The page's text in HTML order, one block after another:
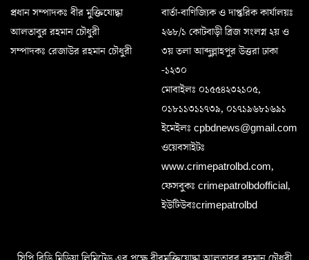
প্রধান সম্পাদকঃ বীর মুক্তিযোদ্ধা
আলতাবুর রহমান চৌধুরী
সম্পাদকঃ রেজাউর রহমান চৌধুরী
বার্তা-বাণিজ্যিক ও দাপ্তরিক কার্যালয়ঃ
২৬৮/১ কোটবাড়ী ব্রিজ সংলগ্ন ২য় ও
৩য় তলা আব্দুল্লাহপুর উত্তরা ঢাকা
-১২৩০
মোবাইলঃ ০১৫৫৪২৩২১০৫,
০১৮১১৩১১৭৩৯, ০১৭১৯৬৮১৬৯১
ইমেইলঃ cpbdnews@gmail.com
ওয়েবসাইটঃ
www.crimepatrolbd.com,
ফেসবুকঃ crimepatrolbdofficial,
ইউটিউবঃcrimepatrolbd